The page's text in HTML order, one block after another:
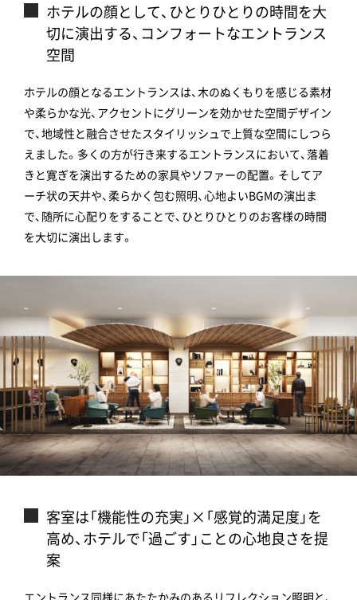
ホテルの顔として、ひとりひとりの時間を大
切に演出する、コンフォートなエントランス
空間
ホテルの顔となるエントランスは、木のぬくもりを感じる素材
や柔らかな光、アクセントにグリーンを効かせた空間デザイン
で、地域性と融合させたスタイリッシュで上質な空間にしつら
えました。多くの方が行き来するエントランスにおいて、落着
きと寛ぎを演出するための家具やソファーの配置。そしてア
ーチ状の天井や、柔らかく包む照明、心地よいBGMの演出ま
で、随所に心配りをすることで、ひとりひとりのお客様の時間
を大切に演出します。
客室は「機能性の充実」×「感覚的満足度」を
高め、ホテルで「過ごす」ことの心地良さを提
案
エントランス同様にあたたかみのあるリフレクション照明と、